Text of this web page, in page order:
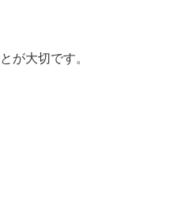
が大切です。